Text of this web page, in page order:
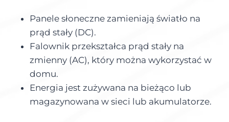
Panele słoneczne zamieniają światło na
prąd stały (DC).
Falownik przekształca prąd stały na
zmienny (AC), który można wykorzystać w
domu.
Energia jest zużywana na bieżąco lub
magazynowana w sieci lub akumulatorze.